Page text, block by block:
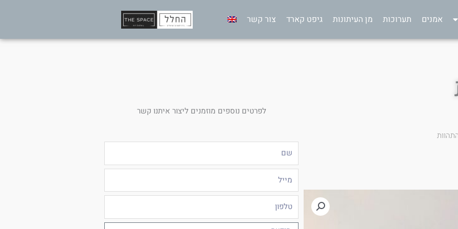
אמנים תערוכות מן העיתונות גיפט קארד צור קשר
לפרטים נוספים מוזמנים ליצור איתנו קשר
טלפון